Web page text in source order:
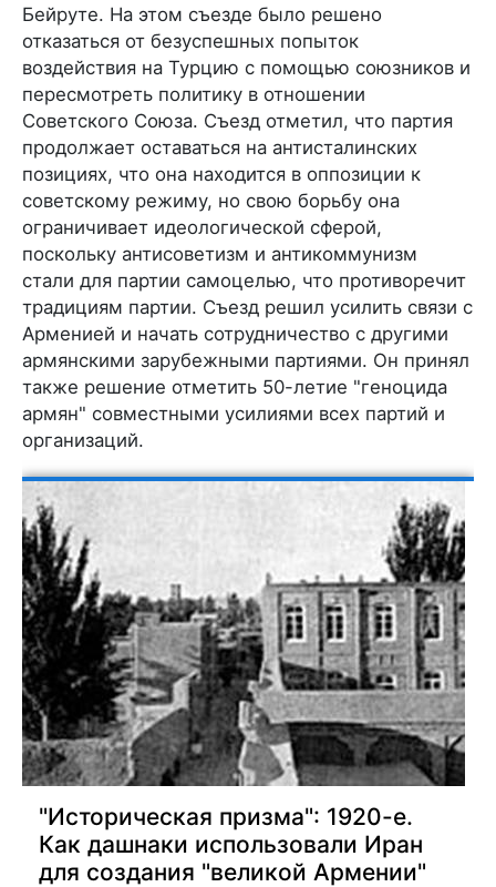
Бейруте. На этом съезде было решено
отказаться от безуспешных попыток
воздействия на Турцию с помощью союзников и
пересмотреть политику в отношении
Советского Союза. Съезд отметил, что партия
продолжает оставаться на антисталинских
позициях, что она находится в оппозиции к
советскому режиму, но свою борьбу она
ограничивает идеологической сферой,
поскольку антисоветизм и антикоммунизм
стали для партии самоцелью, что противоречит
традициям партии. Съезд решил усилить связи с
Арменией и начать сотрудничество с другими
армянскими зарубежными партиями. Он принял
также решение отметить 50-летие "геноцида
армян" совместными усилиями всех партий и
организаций.
"Историческая призма": 1920-е.
Как дашнаки использовали Иран
для создания "великой Армении"